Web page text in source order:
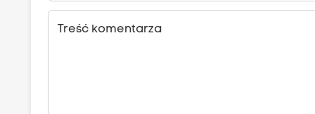
Treść komentarza